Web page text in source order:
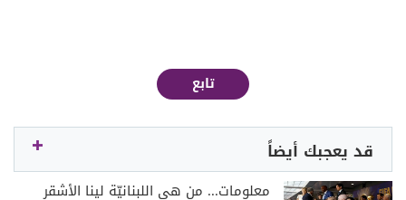
تابع
قد يعجبك أيضاً
معلومات... من هي اللبنانيّة لينا الأشقر